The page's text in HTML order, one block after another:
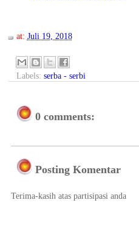
at: Juli 19, 2018
Labels: serba - serbi
0 comments:
Posting Komentar
Terima-kasih atas partisipasi anda